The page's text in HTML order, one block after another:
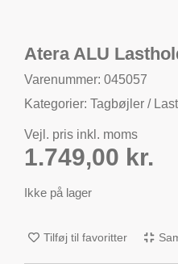
Atera ALU
Varenummer: 045057
Kategorier: Tagbøjler /
Vejl. pris inkl. moms
1.749,00 kr.
Ikke på lager
Tilføj til favoritter